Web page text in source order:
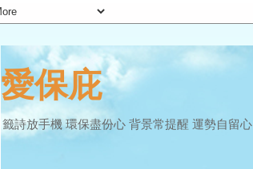
愛保庇
籤詩放手機 環保盡份心 背景常提醒 運勢自留心